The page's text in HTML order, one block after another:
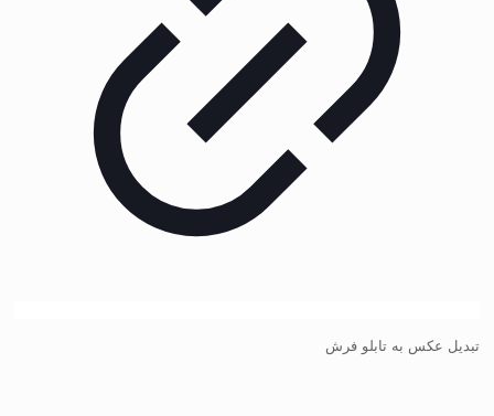
تبدیل عکس به تابلو فرش